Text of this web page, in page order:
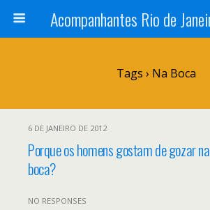
Tags › Na Boca
6 DE JANEIRO DE 2012
Porque os homens gostam de gozar na
boca?
NO RESPONSES